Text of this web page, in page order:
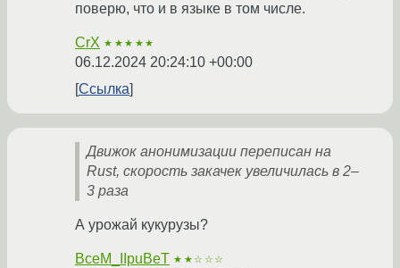
поверю, что и в языке в том числе.
CrX ★★★★★
06.12.2024 20:24:10 +00:00
Ссылка
Движок анонимизации переписан на
Rust, скорость закачек увеличилась в 2–
3 раза
А урожай кукурузы?
BceM_IIpuBeT ★★☆☆☆